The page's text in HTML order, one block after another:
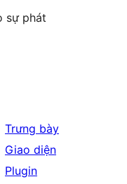
sự phát
Trưng bày
Giao diện
Plugin